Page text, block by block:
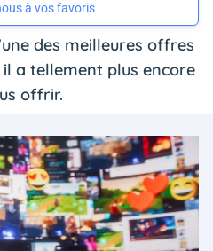
à vos favoris
des meilleures offres
il a tellement plus encore
offrir.